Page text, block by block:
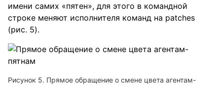
имени самих «пятен», для этого в командной
строке меняют исполнителя команд на patches
(рис. 5).
Рисунок 5. Прямое обращение о смене цвета агентам-